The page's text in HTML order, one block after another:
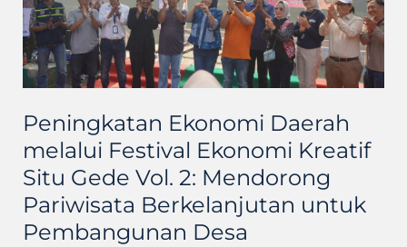
Peningkatan Ekonomi Daerah
melalui Festival Ekonomi Kreatif
Situ Gede Vol. 2: Mendorong
Pariwisata Berkelanjutan untuk
Pembangunan Desa
Situ
Gede
Vol.
2:
Pariwisata
Berkelanjutan
untuk
Pembangunan
Desa